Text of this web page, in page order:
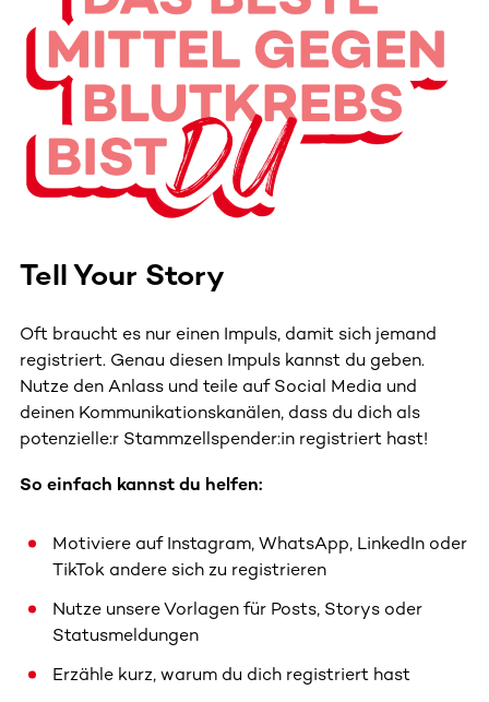
Tell Your Story
Oft braucht es nur einen Impuls, damit sich jemand
registriert. Genau diesen Impuls kannst du geben.
Nutze den Anlass und teile auf Social Media und
deinen Kommunikationskanälen, dass du dich als
potenzielle:r Stammzellspender:in registriert hast!
So einfach kannst du helfen:
Motiviere auf Instagram, WhatsApp, LinkedIn oder
TikTok andere sich zu registrieren
Nutze unsere Vorlagen für Posts, Storys oder
Statusmeldungen
Erzähle kurz, warum du dich registriert hast